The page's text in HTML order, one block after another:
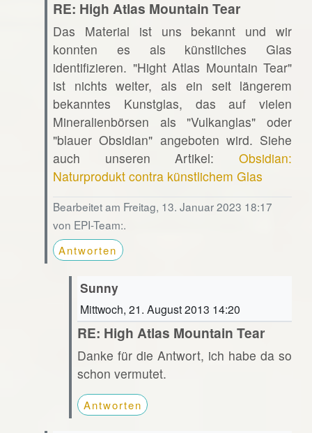
RE: High Atlas Mountain Tear
Das Material ist uns bekannt und wir
konnten es als künstliches Glas
identifizieren. "Hight Atlas Mountain Tear"
ist nichts weiter, als ein seit längerem
bekanntes Kunstglas, das auf vielen
Mineralienbörsen als "Vulkanglas" oder
"blauer Obsidian" angeboten wird. Siehe
auch unseren Artikel:Obsidian:
Naturprodukt contra künstlichem Glas
Bearbeitet am Freitag, 13. Januar 2023 18:17
von EPI-Team:.
Antworten
Sunny
Mittwoch, 21. August 2013 14:20
RE: High Atlas Mountain Tear
Danke für die Antwort, ich habe da so
schon vermutet.
Antworten